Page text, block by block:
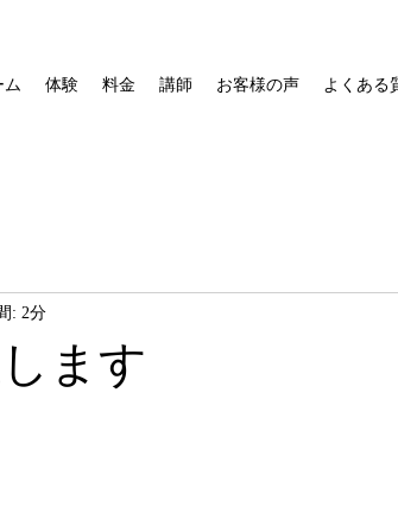
ム 体験 料金 講師 お客様の声 よくある
ます
: 2分